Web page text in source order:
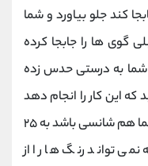
کند جلو بیاورد و شما
گوی‌ ها را جابجا کرده
دارد که شما به درستی حدس زده
که این کار را انجام دهد
با این کار احتمال آنکه دومین حدس شما هم شانسی باشد به ۲۵
تواند رنگ ها را از